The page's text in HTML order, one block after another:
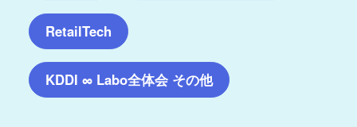
RetailTech
KDDI ∞ Labo全体会 その他